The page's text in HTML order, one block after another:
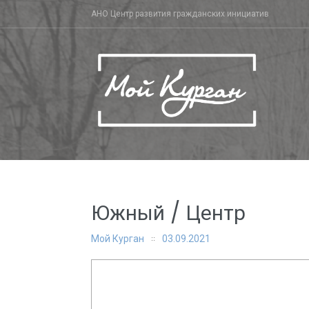
content
АНО Центр развития гражданских инициатив
Южный / Центр
Мой Курган 03.09.2021